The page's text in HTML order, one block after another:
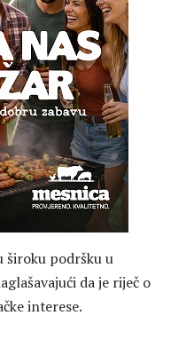
široku podršku u
da je riječ o
interese.